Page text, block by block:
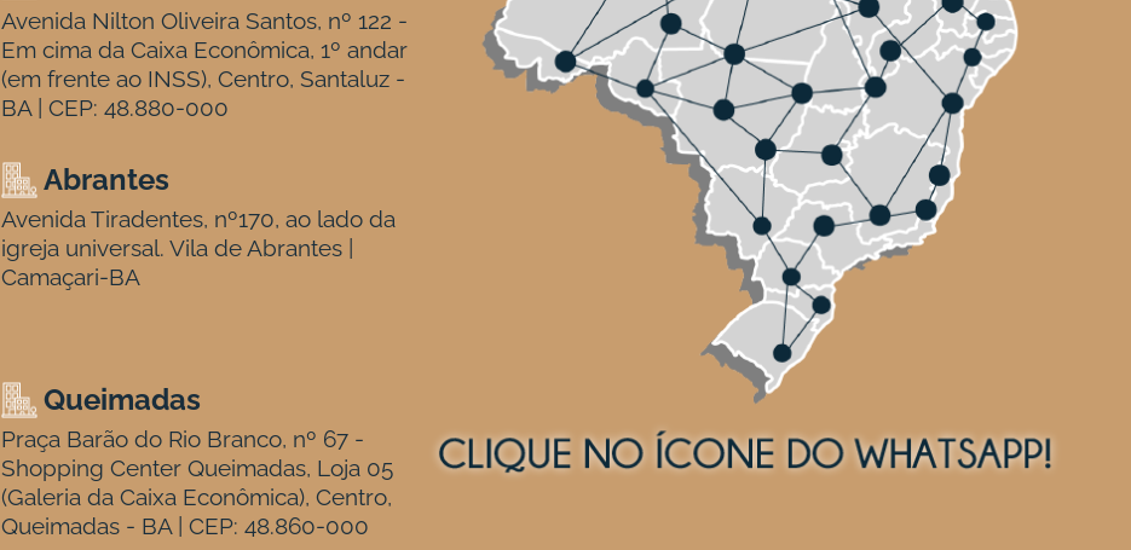
Avenida Nilton Oliveira Santos, nº 122 -
Em cima da Caixa Econômica, 1º andar
(em frente ao INSS), Centro, Santaluz -
BA | CEP: 48.880-000
Abrantes
Avenida Tiradentes, nº170, ao lado da
igreja universal. Vila de Abrantes |
Camaçari-BA
Queimadas
Praça Barão do Rio Branco, nº 67 -
Shopping Center Queimadas, Loja 05
(Galeria da Caixa Econômica), Centro,
Queimadas - BA | CEP: 48.860-000